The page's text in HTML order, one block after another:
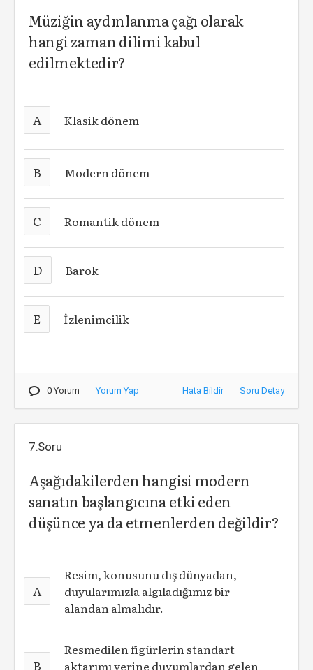
Müziğin aydınlanma çağı olarak
hangi zaman dilimi kabul
edilmektedir?
A Klasik dönem
B Modern dönem
C Romantik dönem
D Barok
E İzlenimcilik
0 Yorum Yorum Yap Hata Bildir Soru Detay
7.Soru
Aşağıdakilerden hangisi modern
sanatın başlangıcına etki eden
düşünce ya da etmenlerden değildir?
A
Resim, konusunu dış dünyadan,
duyularımızla algıladığımız bir
alandan almalıdır.
B
Resmedilen figürlerin standart
aktarımı yerine duyumlardan gelen